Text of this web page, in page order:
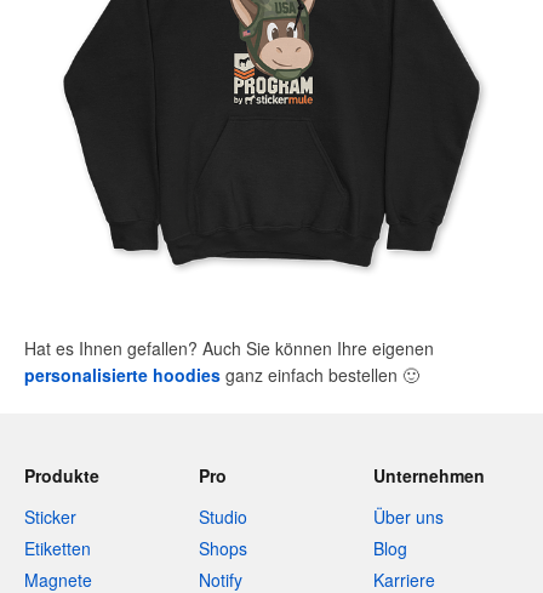
Hat es Ihnen gefallen? Auch Sie können Ihre eigenen
personalisierte hoodies ganz einfach bestellen 🙂
Produkte
Sticker
Etiketten
Magnete
Pro
Studio
Shops
Notify
Unternehmen
Über uns
Blog
Karriere